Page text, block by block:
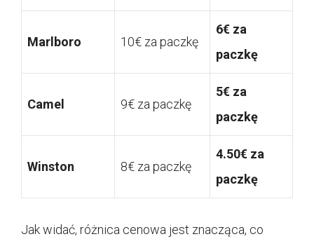
Marlboro 10€ za paczkę
6€ za
paczkę
Camel 9€ za paczkę
5€ za
paczkę
Winston 8€ za paczkę
4.50€ za
paczkę
Jak widać, różnica cenowa jest znacząca, co